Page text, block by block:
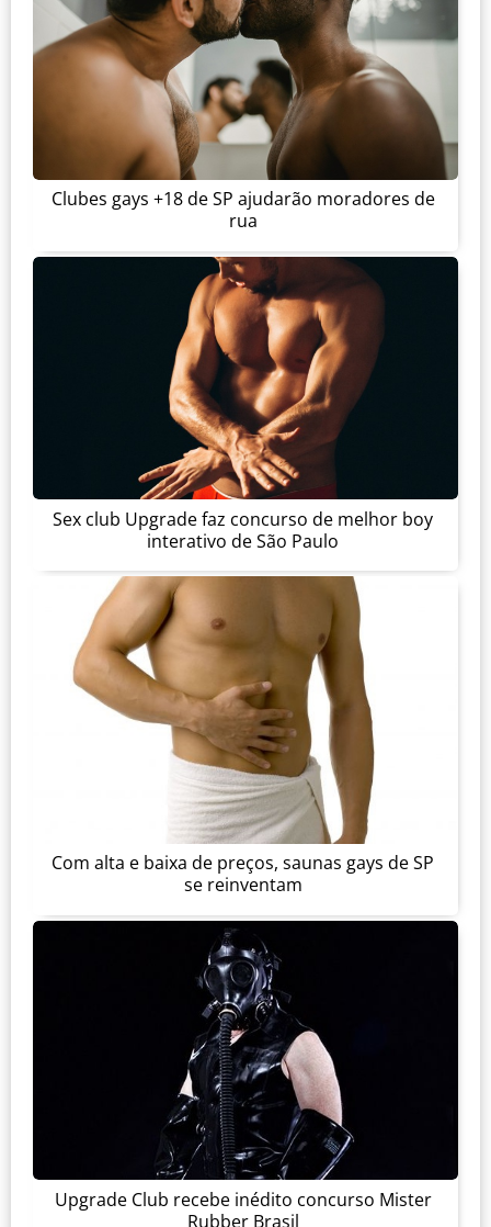
Clubes gays +18 de SP ajudarão moradores de
rua
Sex club Upgrade faz concurso de melhor boy
interativo de São Paulo
Com alta e baixa de preços, saunas gays de SP
se reinventam
Upgrade Club recebe inédito concurso Mister
Rubber Brasil